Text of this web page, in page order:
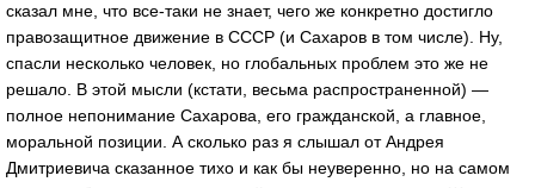
сказал мне, что все-таки не знает, чего же конкретно достигло
правозащитное движение в СССР (и Сахаров в том числе). Ну,
спасли несколько человек, но глобальных проблем это же не
решало. В этой мысли (кстати, весьма распространенной) —
полное непонимание Сахарова, его гражданской, а главное,
моральной позиции. А сколько раз я слышал от Андрея
Дмитриевича сказанное тихо и как бы неуверенно, но на самом